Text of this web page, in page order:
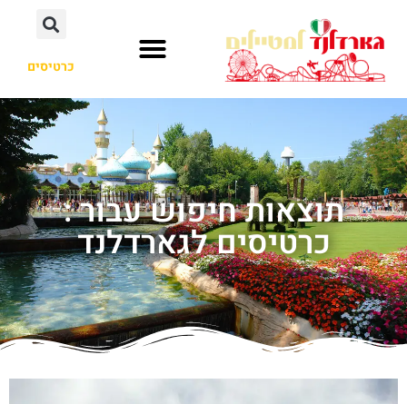
כרטיסים
תוצאות חיפוש עבור :
כרטיסים לגארדלנד